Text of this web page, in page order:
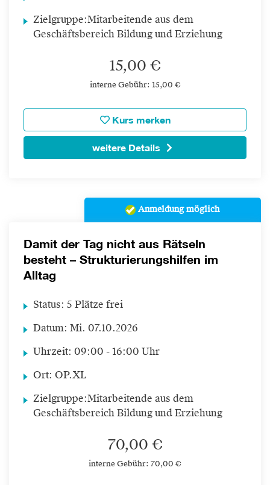
Zielgruppe:Mitarbeitende aus dem
Geschäftsbereich Bildung und Erziehung
15,00 €
interne Gebühr: 15,00 €
Kurs merken
weitere Details
Anmeldung möglich
Damit der Tag nicht aus Rätseln
besteht – Strukturierungshilfen im
Alltag
Status: 5 Plätze frei
Datum: Mi. 07.10.2026
Uhrzeit: 09:00 - 16:00 Uhr
Ort: OP.XL
Zielgruppe:Mitarbeitende aus dem
Geschäftsbereich Bildung und Erziehung
70,00 €
interne Gebühr: 70,00 €